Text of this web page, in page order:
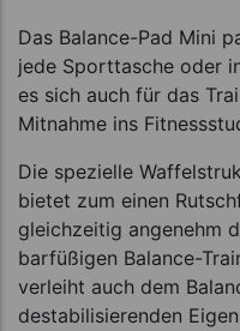
Das Balance-Pad Mini
jede Sporttasche oder
es sich auch für das
Mitnahme ins
Die spezielle
bietet zum einen
gleichzeitig angenehm
barfüßigen Balance-
verleiht auch dem
destabilisierenden